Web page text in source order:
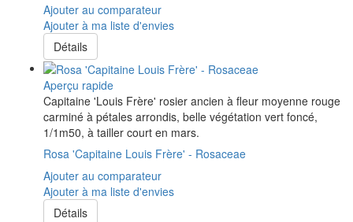
Ajouter au comparateur
Ajouter à ma liste d'envies
Détails
Aperçu rapide
Capitaine 'Louis Frère' rosier ancien à fleur moyenne rouge
carminé à pétales arrondis, belle végétation vert foncé,
1/1m50, à tailler court en mars.
Rosa 'Capitaine Louis Frère' - Rosaceae
Ajouter au comparateur
Ajouter à ma liste d'envies
Détails